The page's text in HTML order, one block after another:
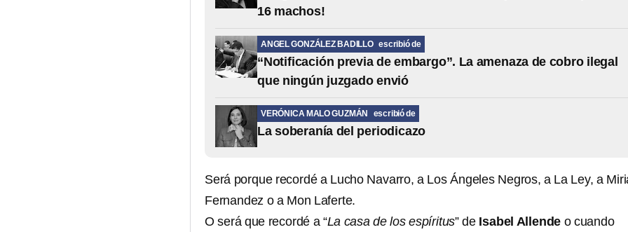
16 machos!
ANGEL GONZÁLEZ BADILLO escribió de
“Notificación previa de embargo”. La amenaza de cobro ilegal
que ningún juzgado envió
VERÓNICA MALO GUZMÁN escribió de
La soberanía del periodicazo
Será porque recordé a Lucho Navarro, a Los Ángeles Negros, a La Ley, a
Fernandez o a Mon Laferte.
O será que recordé a “La casa de los espíritus” de Isabel Allende o cuando